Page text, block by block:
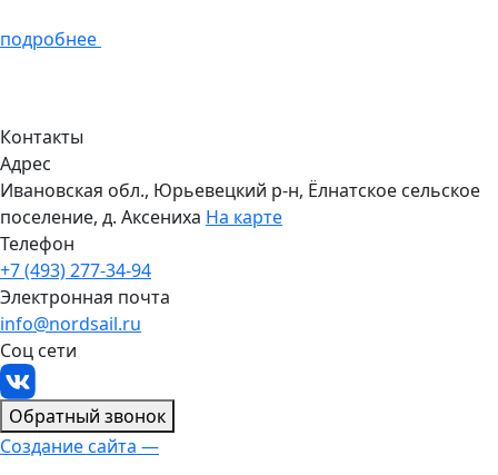
подробнее
Контакты
Адрес
Ивановская обл., Юрьевецкий р-н, Ёлнатское сельское
поселение, д. Аксениха На карте
Телефон
+7 (493) 277-34-94
Электронная почта
info@nordsail.ru
Соц сети
Обратный звонок
Создание сайта —